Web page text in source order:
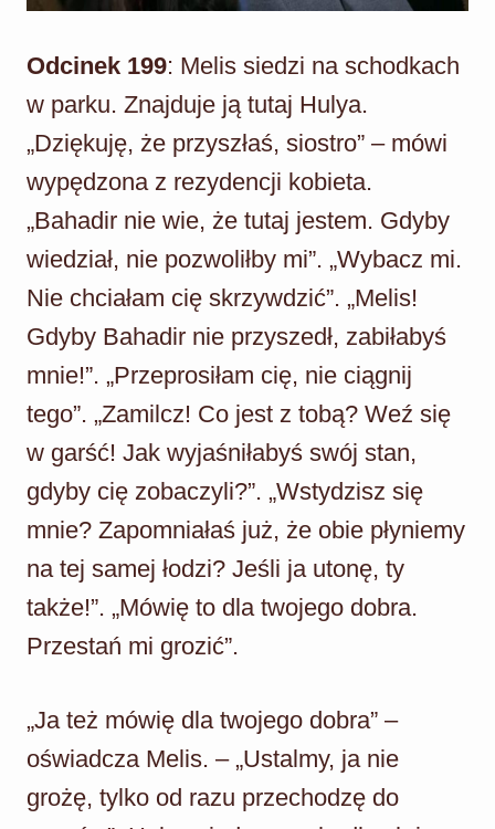
Odcinek 199: Melis siedzi na schodkach
w parku. Znajduje ją tutaj Hulya.
„Dziękuję, że przyszłaś, siostro” – mówi
wypędzona z rezydencji kobieta.
„Bahadir nie wie, że tutaj jestem. Gdyby
wiedział, nie pozwoliłby mi”. „Wybacz mi.
Nie chciałam cię skrzywdzić”. „Melis!
Gdyby Bahadir nie przyszedł, zabiłabyś
mnie!”. „Przeprosiłam cię, nie ciągnij
tego”. „Zamilcz! Co jest z tobą? Weź się
w garść! Jak wyjaśniłabyś swój stan,
gdyby cię zobaczyli?”. „Wstydzisz się
mnie? Zapomniałaś już, że obie płyniemy
na tej samej łodzi? Jeśli ja utonę, ty
także!”. „Mówię to dla twojego dobra.
Przestań mi grozić”.
„Ja też mówię dla twojego dobra” –
oświadcza Melis. – „Ustalmy, ja nie
grożę, tylko od razu przechodzę do